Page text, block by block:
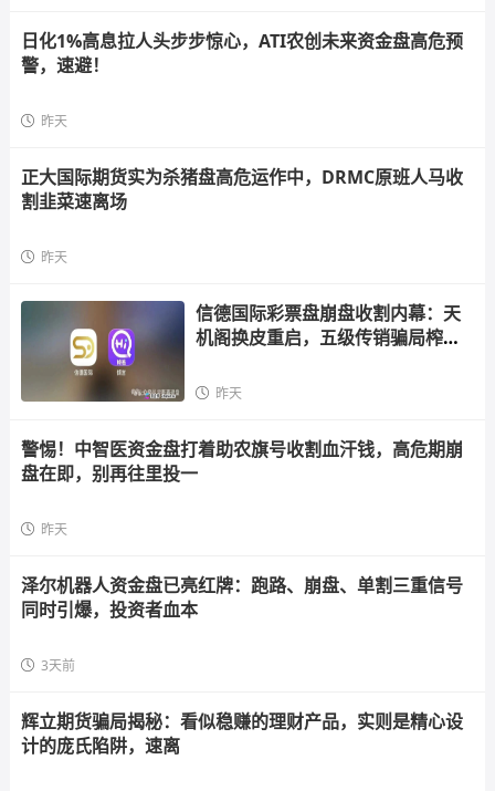
日化1%高息拉人头步步惊心，ATI农创未来资金盘高危预
警，速避！
昨天
正大国际期货实为杀猪盘高危运作中，DRMC原班人马收
割韭菜速离场
昨天
信德国际彩票盘崩盘收割内幕：天
机阁换皮重启，五级传销骗局榨干
昨天
警惕！中智医资金盘打着助农旗号收割血汗钱，高危期崩
盘在即，别再往里投一
昨天
泽尔机器人资金盘已亮红牌：跑路、崩盘、单割三重信号
同时引爆，投资者血本
3天前
辉立期货骗局揭秘：看似稳赚的理财产品，实则是精心设
计的庞氏陷阱，速离